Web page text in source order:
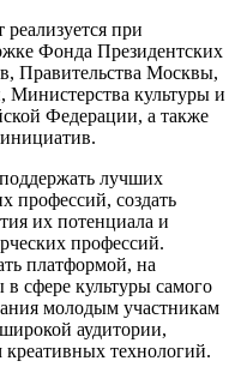
реализуется при
Фонда Президентских
Правительства Москвы,
Министерства культуры и
Федерации, а также
лучших
профессий, создать
их потенциала и
профессий.
платформой, на
сфере культуры самого
молодым участникам
аудитории,
технологий.